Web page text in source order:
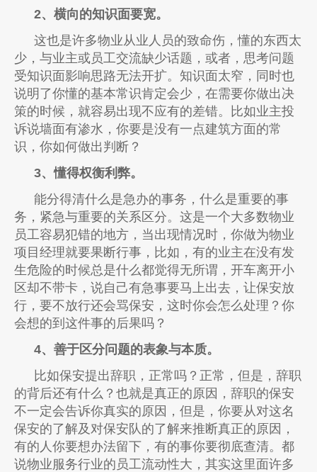
2、横向的知识面要宽。
这也是许多物业从业人员的致命伤，懂的东西太
少，与业主或员工交流缺少话题，或者，思考问题
受知识面影响思路无法开扩。知识面太窄，同时也
说明了你懂的基本常识肯定会少，在需要你做出决
策的时候，就容易出现不应有的差错。比如业主投
诉说墙面有渗水，你要是没有一点建筑方面的常
识，你如何做出判断？
3、懂得权衡利弊。
能分得清什么是急办的事务，什么是重要的事
务，紧急与重要的关系区分。这是一个大多数物业
员工容易犯错的地方，当出现情况时，你做为物业
项目经理就要果断行事，比如，有的业主在没有发
生危险的时候总是什么都觉得无所谓，开车离开小
区却不带卡，说自己有急事要马上出去，让保安放
行，要不放行还会骂保安，这时你会怎么处理？你
会想的到这件事的后果吗？
4、善于区分问题的表象与本质。
比如保安提出辞职，正常吗？正常，但是，辞职
的背后还有什么？也就是真正的原因，辞职的保安
不一定会告诉你真实的原因，但是，你要从对这名
保安的了解及对保安队的了解来推断真正的原因，
有的人你要想办法留下，有的事你要彻底查清。都
说物业服务行业的员工流动性大，其实这里面许多